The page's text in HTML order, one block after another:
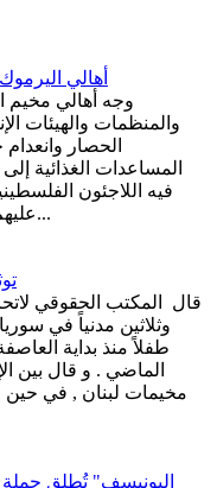
أهالي
وجه أهالي مخيم
والمنظمات والهيئات
الحصار
المساعدات الغذائية
فيه اللاجئون
عليهم، وقد زاد من وطأة معاناتهم موجة البرد...
توثيق 36
قال المكتب الحقوقي
وثلاثين مدنياً في
طفلاً منذ بداية
الماضي . و قال بين
مخيمات لبنان , في